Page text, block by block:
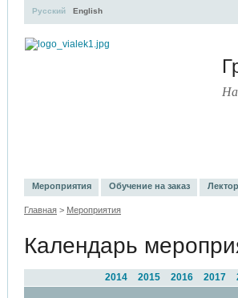
Русский English
Мероприятия Обучение на заказ
Главная > Мероприятия
Календарь
2017
2016
2015
2014